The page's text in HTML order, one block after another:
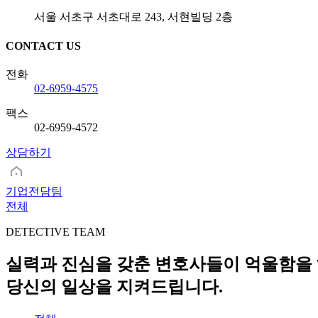
서울 서초구 서초대로 243, 서현빌딩 2층
CONTACT US
전화
02-6959-4575
팩스
02-6959-4572
상담하기
기업전담팀
전체
DETECTIVE TEAM
실력과 진심을 갖춘 변호사들이 억울함을
당신의 일상을 지켜드립니다.